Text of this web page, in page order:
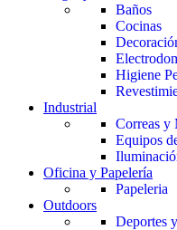
Baños
Cocinas
Higiene
Industrial
Correas y
Equipos
Oficina y Papelería
Papeleria
Outdoors
Deportes